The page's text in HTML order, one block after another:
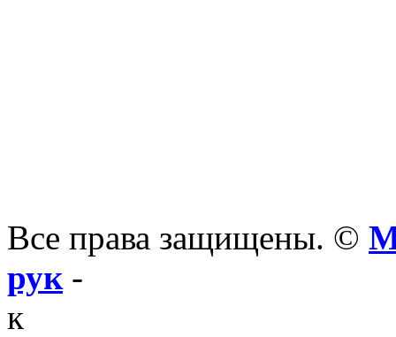
Все права защищены. ©
рук-
к